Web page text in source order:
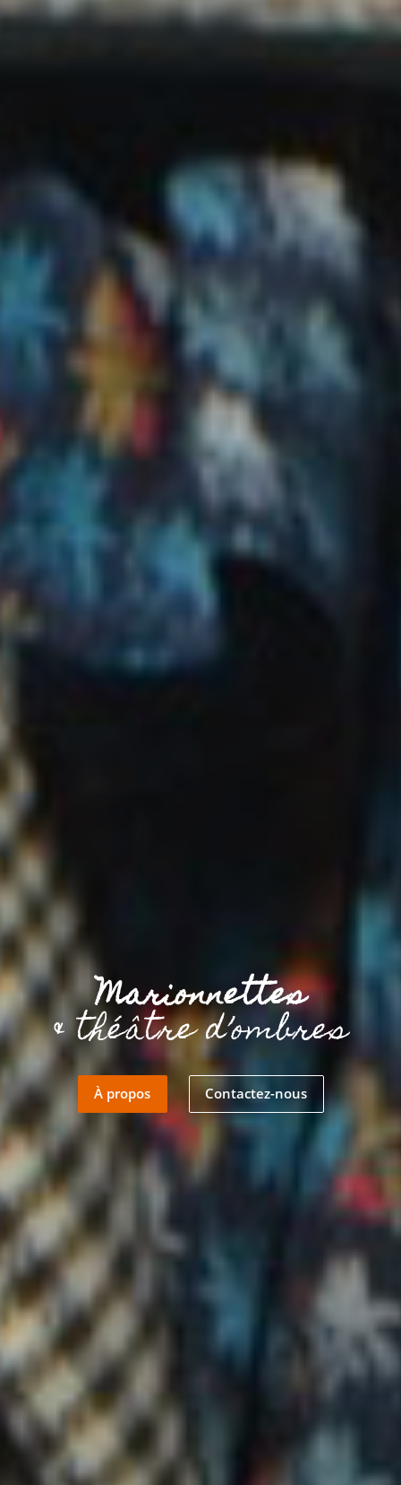
Marionnettes
& théâtre d’ombres
À propos Contactez-nous